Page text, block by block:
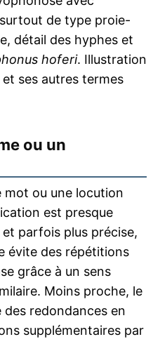
de type proie-
détail des hyphes et
hoferi. Illustration
et ses autres termes
ou un
mot ou une locution
est presque
parfois plus précise,
évite des répétitions
grâce à un sens
Moins proche, le
redondances en
supplémentaires par